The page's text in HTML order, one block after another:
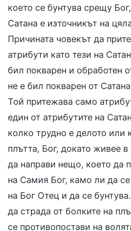
което се бунтува срещу
Сатана е източникът на
Причината човекът да
атрибути като тези на
бил покварен и обработен
не е бил покварен от
Той притежава само
един от атрибутите на
колко трудно е делото или
плътта, Бог, докато живее в
да направи нещо, което да
на Самия Бог, камо ли да се
на Бог Отец и да се
да страда от болките на
се противопостави на